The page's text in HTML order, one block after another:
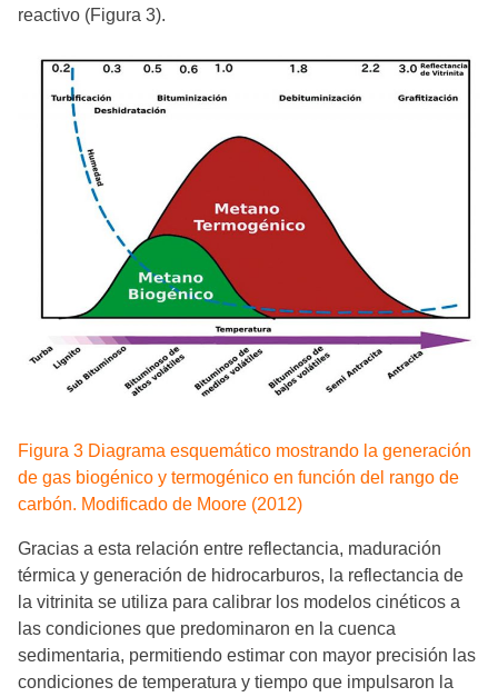
reactivo (Figura 3).
Figura 3 Diagrama esquemático mostrando la generación
de gas biogénico y termogénico en función del rango de
carbón. Modificado de Moore (2012)
Gracias a esta relación entre reflectancia, maduración
térmica y generación de hidrocarburos, la reflectancia de
la vitrinita se utiliza para calibrar los modelos cinéticos a
las condiciones que predominaron en la cuenca
sedimentaria, permitiendo estimar con mayor precisión las
condiciones de temperatura y tiempo que impulsaron la